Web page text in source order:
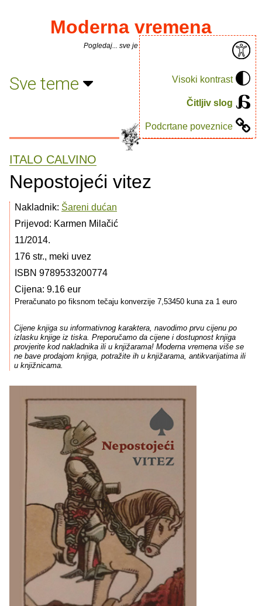
Visoki kontrast
Čitljiv slog
Podcrtane poveznice
Moderna vremena
Pogledaj... sve je puno knjiga.
Sve teme
ITALO CALVINO
Nepostojeći vitez
Nakladnik: Šareni dućan
Prijevod: Karmen Milačić
11/2014.
176 str., meki uvez
ISBN 9789533200774
Cijena: 9.16 eur
Preračunato po fiksnom tečaju konverzije 7,53450 kuna za 1 euro
Cijene knjiga su informativnog karaktera, navodimo prvu cijenu po
izlasku knjige iz tiska. Preporučamo da cijene i dostupnost knjiga
provjerite kod nakladnika ili u knjižarama! Moderna vremena više se
ne bave prodajom knjiga, potražite ih u knjižarama, antikvarijatima ili
u knjižnicama.